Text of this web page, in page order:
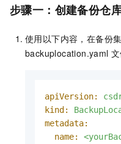
步骤一：创建备份仓
使用以下内容，在备份
backuplocation.yaml 文
apiVersion:
kind:
metadata:
name: